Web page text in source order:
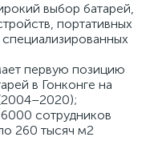
выбор батарей,
портативных
первую позицию
в Гонконге на
сотрудников
260 тысяч м2